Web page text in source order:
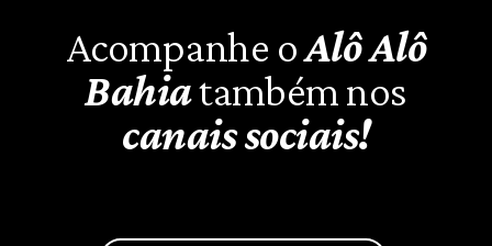
Acompanhe oAlô Alô
Bahiatambém nos
canais sociais!